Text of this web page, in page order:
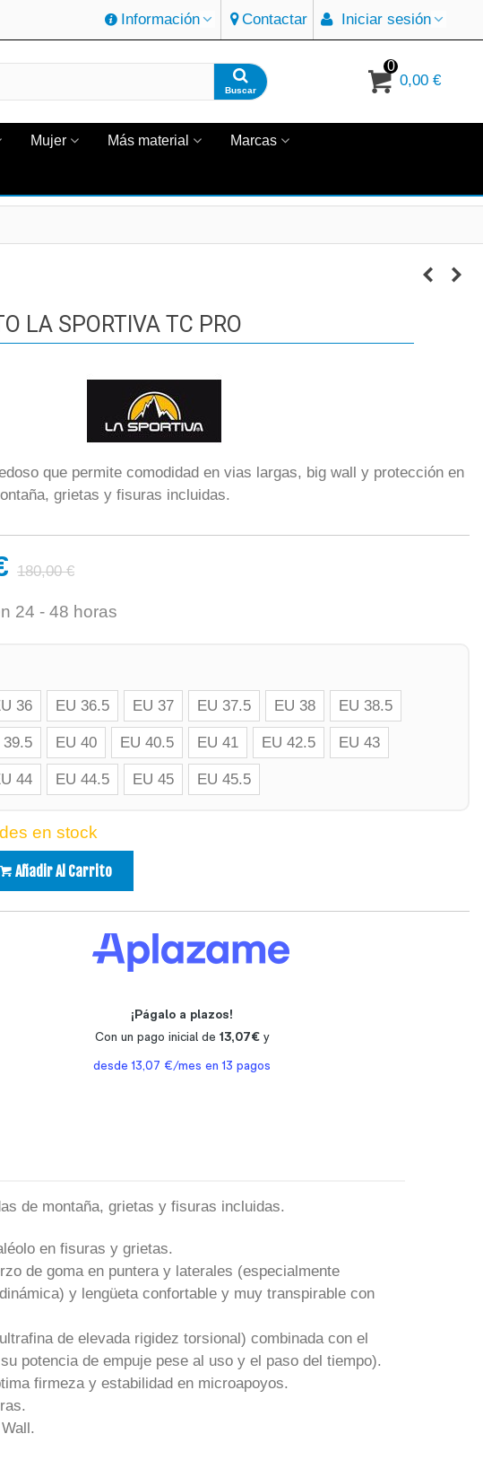
Información Contactar Iniciar sesión
Buscar
0
0,00 €
Mujer Más material Marcas
LA SPORTIVA TC PRO
que permite comodidad en vias largas, big wall y protección en
grietas y fisuras incluidas.
180,00 €
24 - 48 horas
36 EU 36.5 EU 37 EU 37.5 EU 38 EU 38.5
39.5 EU 40 EU 40.5 EU 41 EU 42.5 EU 43
44 EU 44.5 EU 45 EU 45.5
en stock
Añadir Al Carrito
de montaña, grietas y fisuras incluidas.
en fisuras y grietas.
de goma en puntera y laterales (especialmente
y lengüeta confortable y muy transpirable con
de elevada rigidez torsional) combinada con el
potencia de empuje pese al uso y el paso del tiempo).
firmeza y estabilidad en microapoyos.